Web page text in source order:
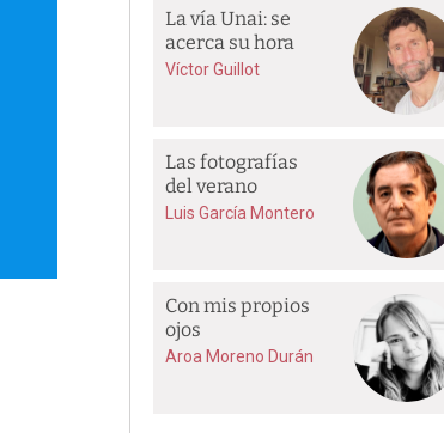
La vía Unai: se
acerca su hora
Víctor Guillot
Las fotografías
del verano
Luis García Montero
Con mis propios
ojos
Aroa Moreno Durán